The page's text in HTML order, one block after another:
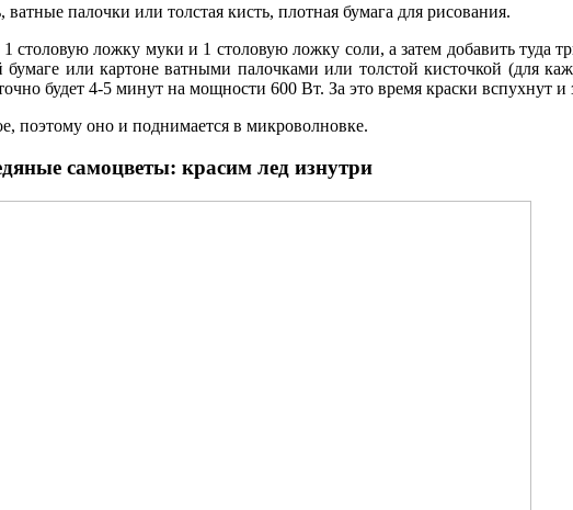
палочки или толстая кисть, плотная бумага для рисования.
столовую ложку муки и 1 столовую ложку соли, а затем добавить туда
или картоне ватными палочками или толстой кисточкой (для
будет 4-5 минут на мощности 600 Вт. За это время краски вспухнут
поэтому оно и поднимается в микроволновке.
самоцветы: красим лед изнутри